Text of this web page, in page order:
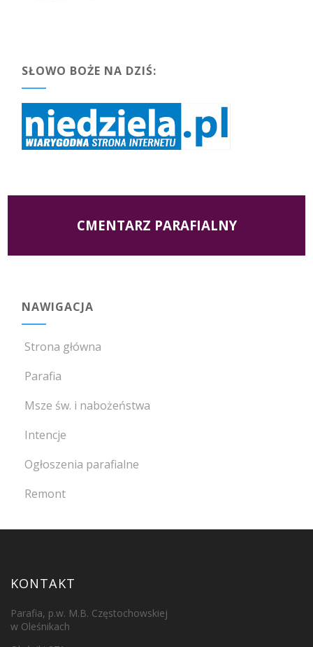
SŁOWO BOŻE NA DZIŚ:
CMENTARZ PARAFIALNY
NAWIGACJA
Strona główna
Parafia
Msze św. i nabożeństwa
Intencje
Ogłoszenia parafialne
Remont
KONTAKT
Parafia, p.w. M.B. Częstochowskiej
w Oleśnikach